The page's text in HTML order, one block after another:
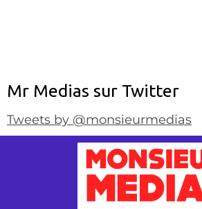
Mr Medias sur Twitter
Tweets by @monsieurmedias